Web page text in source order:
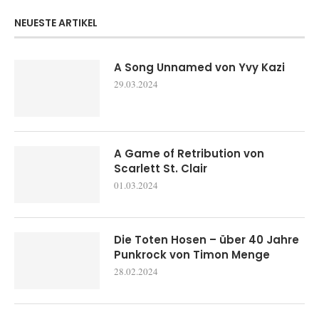
NEUESTE ARTIKEL
A Song Unnamed von Yvy Kazi
29.03.2024
A Game of Retribution von
Scarlett St. Clair
01.03.2024
Die Toten Hosen – über 40 Jahre
Punkrock von Timon Menge
28.02.2024